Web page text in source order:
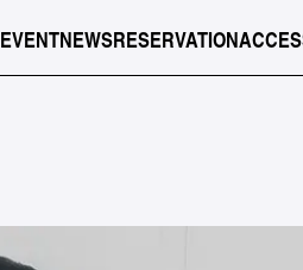
EVENTNEWSRESERVATION